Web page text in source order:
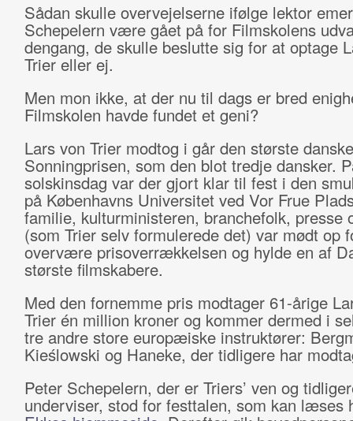
Sådan skulle overvejelserne ifølge lektor
Schepelern være gået på for Filmskolens
dengang, de skulle beslutte sig for at optage
Trier eller ej.
Men mon ikke, at der nu til dags er bred
Filmskolen havde fundet et geni?
Lars von Trier modtog i går den største
Sonningprisen, som den blot tredje dansker.
solskinsdag var der gjort klar til fest i den
på Københavns Universitet ved Vor Frue
familie, kulturministeren, branchefolk, presse
(som Trier selv formulerede det) var mødt op
overvære prisoverrækkelsen og hylde en af
største filmskabere.
Med den fornemme pris modtager 61-årige
Trier én million kroner og kommer dermed i
tre andre store europæiske instruktører:
Kieślowski og Haneke, der tidligere har
Peter Schepelern, der er Triers’ ven og
underviser, stod for festtalen, som kan læses